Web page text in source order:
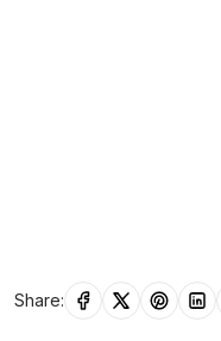
Share: